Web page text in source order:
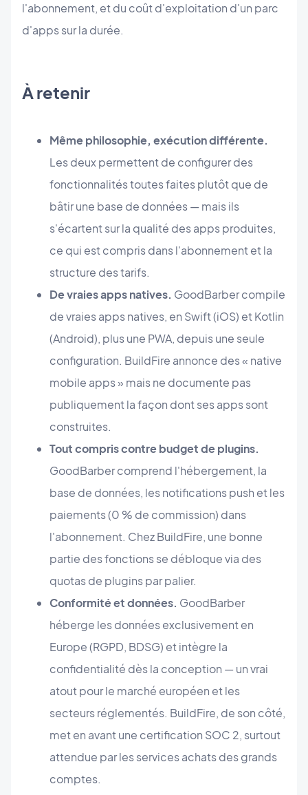
l'abonnement, et du coût d'exploitation d'un parc
d'apps sur la durée.
À retenir
Même philosophie, exécution différente.
Les deux permettent de configurer des
fonctionnalités toutes faites plutôt que de
bâtir une base de données — mais ils
s'écartent sur la qualité des apps produites,
ce qui est compris dans l'abonnement et la
structure des tarifs.
De vraies apps natives. GoodBarber compile
de vraies apps natives, en Swift (iOS) et Kotlin
(Android), plus une PWA, depuis une seule
configuration. BuildFire annonce des « native
mobile apps » mais ne documente pas
publiquement la façon dont ses apps sont
construites.
Tout compris contre budget de plugins.
GoodBarber comprend l'hébergement, la
base de données, les notifications push et les
paiements (0 % de commission) dans
l'abonnement. Chez BuildFire, une bonne
partie des fonctions se débloque via des
quotas de plugins par palier.
Conformité et données. GoodBarber
héberge les données exclusivement en
Europe (RGPD, BDSG) et intègre la
confidentialité dès la conception — un vrai
atout pour le marché européen et les
secteurs réglementés. BuildFire, de son côté,
met en avant une certification SOC 2, surtout
attendue par les services achats des grands
comptes.